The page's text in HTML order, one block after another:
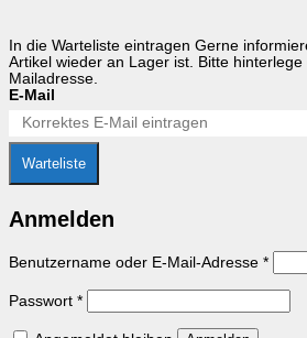
In die Warteliste eintragen Gerne
Artikel wieder an Lager ist. Bitte
Mailadresse.
E-Mail
Warteliste
Anmelden
Benutzername oder E-Mail-Adresse *
Passwort *Erforderlich